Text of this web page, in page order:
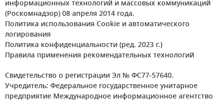
информационных технологий и массовых коммуникаций
(Роскомнадзор) 08 апреля 2014 года.
Политика использования Cookie и автоматического
логирования
Политика конфиденциальности (ред. 2023 г.)
Правила применения рекомендательных технологий
Свидетельство о регистрации Эл № ФС77-57640.
Учредитель: Федеральное государственное унитарное
предприятие Международное информационное агентство